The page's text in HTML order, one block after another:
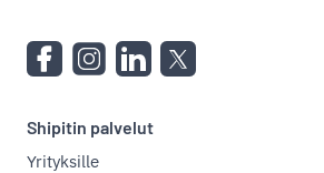
Shipitin palvelut
Yrityksille